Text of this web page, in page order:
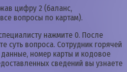
цифру 2 (баланс,
вопросы по картам).
нажмите 0. После
суть вопроса. Сотрудник горячей
номер карты и кодовое
сведений вы узнаете